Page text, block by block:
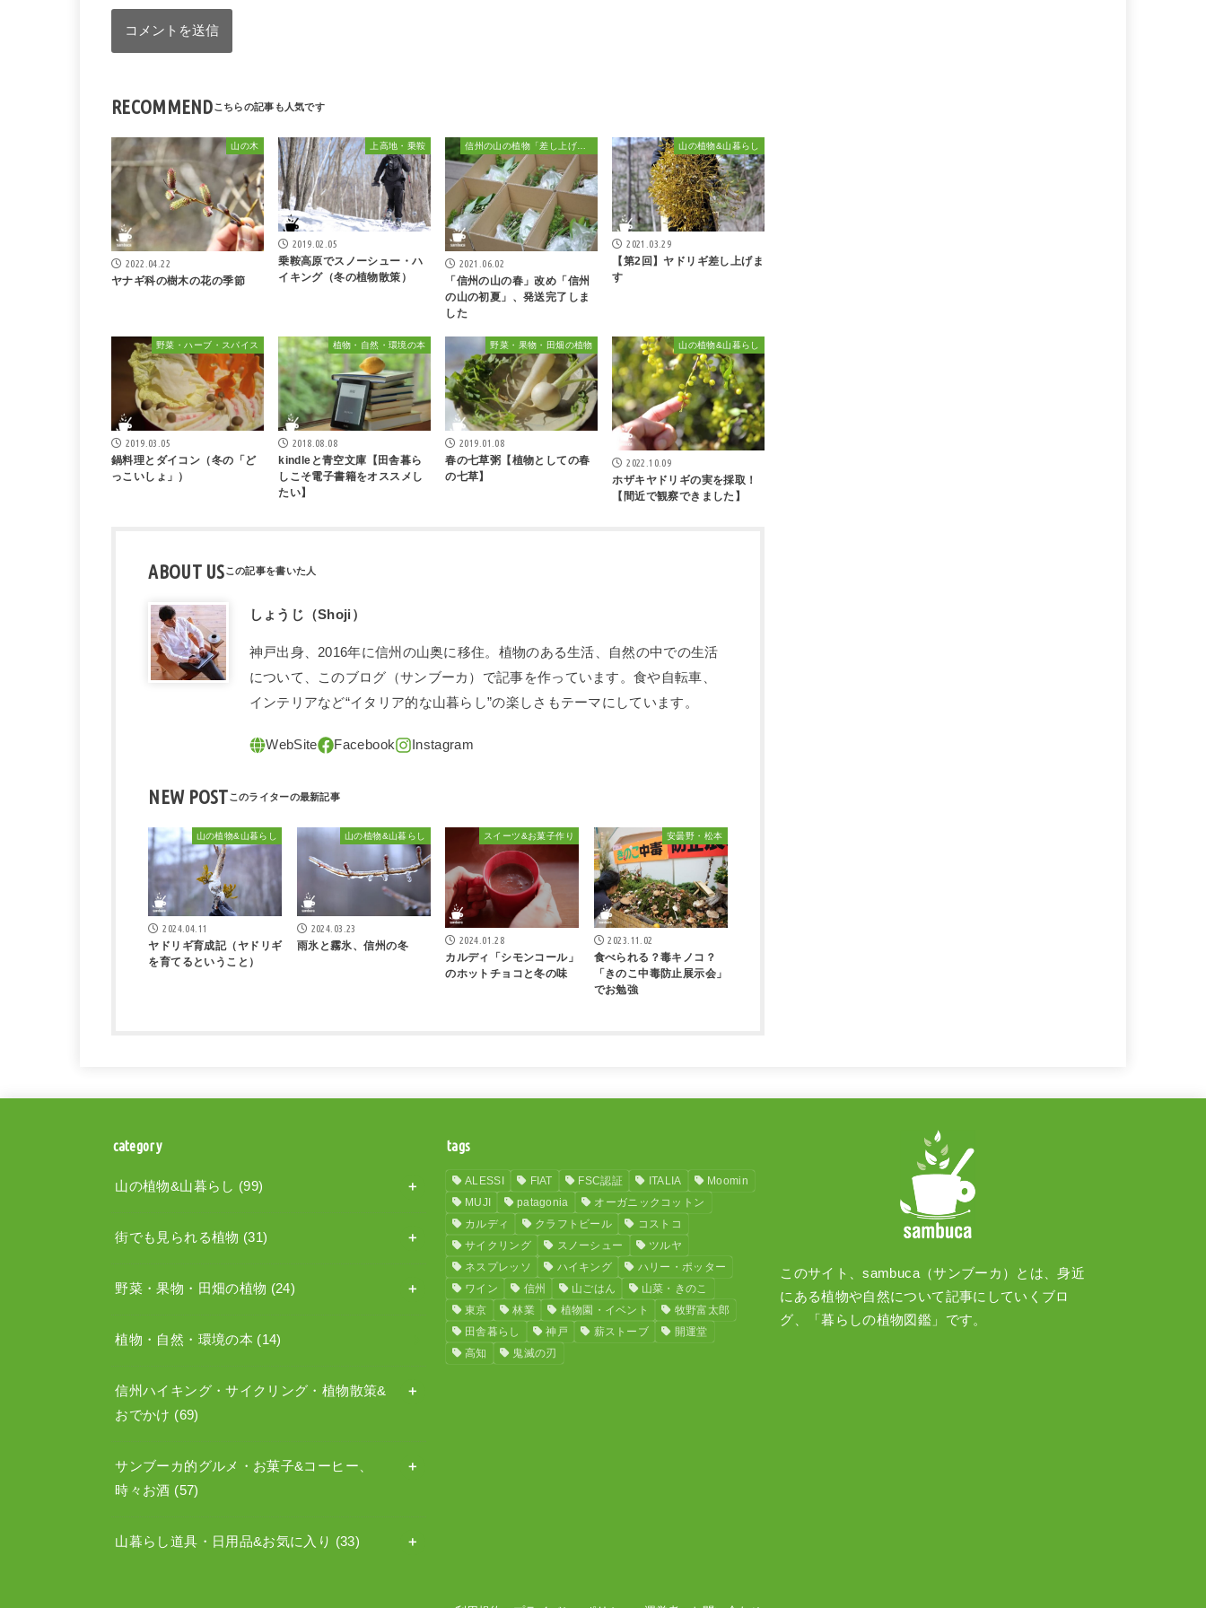
RECOMMEND
山の木
2022.04.22
ヤナギ科の樹木の花の季節
上高地・乗鞍
2019.02.05
乗鞍高原でスノーシュー・ハ
イキング（冬の植物散策）
2021.06.02
「信州の山の春」改め「信州
の山の初夏」、発送完了しま
した
山の植物&山暮らし
2021.03.29
【第2回】ヤドリギ差し上げま
す
野菜・ハーブ・スパイス
2019.03.05
鍋料理とダイコン（冬の「ど
っこいしょ」）
植物・自然・環境の本
2018.08.08
kindleと青空文庫【田舎暮ら
しこそ電子書籍をオススメし
たい】
野菜・果物・田畑の植物
2019.01.08
春の七草粥【植物としての春
の七草】
山の植物&山暮らし
2022.10.09
ホザキヤドリギの実を採取！
【間近で観察できました】
ABOUT US
しょうじ（Shoji）
神戸出身、2016年に信州の山奥に移住。植物のある生活、自然の中での生活
について、このブログ（サンブーカ）で記事を作っています。食や自転車、
インテリアなど“イタリア的な山暮らし”の楽しさもテーマにしています。
NEW POST
山の植物&山暮らし
2024.04.11
ヤドリギ育成記（ヤドリギ
を育てるということ）
山の植物&山暮らし
2024.03.23
雨氷と霧氷、信州の冬
スイーツ&お菓子作り
2024.01.28
カルディ「シモンコール」
のホットチョコと冬の味
安曇野・松本
2023.11.02
食べられる？毒キノコ？
「きのこ中毒防止展示会」
でお勉強
category
山の植物&山暮らし (99)
街でも見られる植物 (31)
野菜・果物・田畑の植物 (24)
植物・自然・環境の本 (14)
信州ハイキング・サイクリング・植物散策&
おでかけ (69)
サンブーカ的グルメ・お菓子&コーヒー、
時々お酒 (57)
山暮らし道具・日用品&お気に入り (33)
tags
ALESSI FIAT FSC認証 ITALIA
Moomin
MUJI
patagonia
オーガニックコットン
カルディ
クラフトビール
コストコ
サイクリング
スノーシュー
ツルヤ
ネスプレッソ
ハイキング
ハリー・ポッター
ワイン
信州 山ごはん
山菜・きのこ
東京
林業 植物園・イベント
牧野富太郎
田舎暮らし
神戸 薪ストーブ
開運堂
高知
鬼滅の刃
このサイト、sambuca（サンブーカ）とは、身近
にある植物や自然について記事にしていくブロ
グ、「暮らしの植物図鑑」です。